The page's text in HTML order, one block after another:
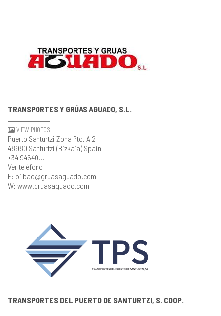
TRANSPORTES Y GRÚAS AGUADO, S.L.
VIEW PHOTOS
Puerto Santurtzi Zona Pto. A 2
48980 Santurtzi (Bizkaia) Spain
+34 94640...
Ver teléfono
E: bilbao@gruasaguado.com
W: www.gruasaguado.com
TRANSPORTES DEL PUERTO DE SANTURTZI, S. COOP.